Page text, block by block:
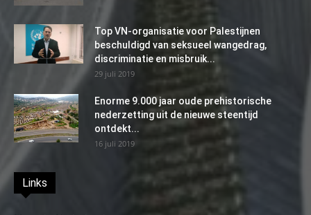
Top VN-organisatie voor Palestijnen
beschuldigd van seksueel wangedrag,
discriminatie en misbruik...
29 juli 2019
Enorme 9.000 jaar oude prehistorische
nederzetting uit de nieuwe steentijd
ontdekt...
16 juli 2019
Links